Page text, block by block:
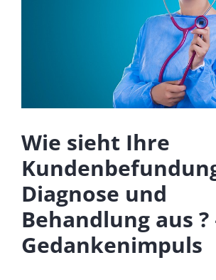
Wie sieht Ihre
Diagnose und
Behandlung aus ?
Gedankenimpuls